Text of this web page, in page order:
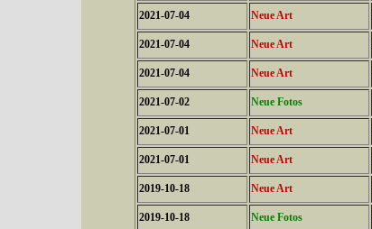
2021-07-04 Neue Art
2021-07-04 Neue Art
2021-07-04 Neue Art
2021-07-02 Neue Fotos
2021-07-01 Neue Art
2021-07-01 Neue Art
2019-10-18 Neue Art
2019-10-18 Neue Fotos